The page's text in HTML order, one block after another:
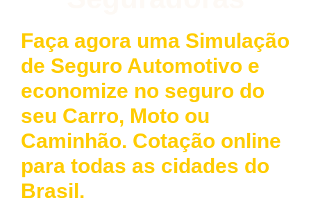
Faça agora uma Simulação
de Seguro Automotivo e
economize no seguro do
seu Carro, Moto ou
Caminhão. Cotação online
para todas as cidades do
Brasil.